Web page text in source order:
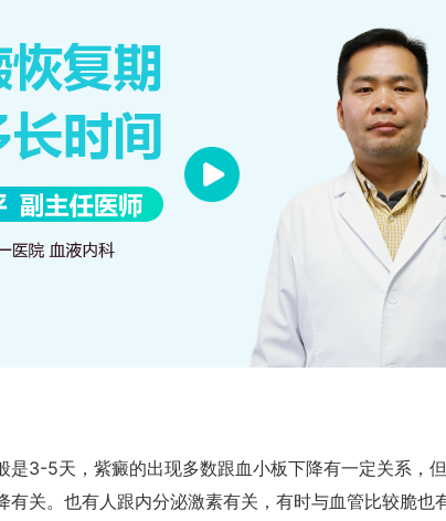
是3-5天，紫癜的出现多数跟血小板下降有一定关系，但
有关。也有人跟内分泌激素有关，有时与血管比较脆也